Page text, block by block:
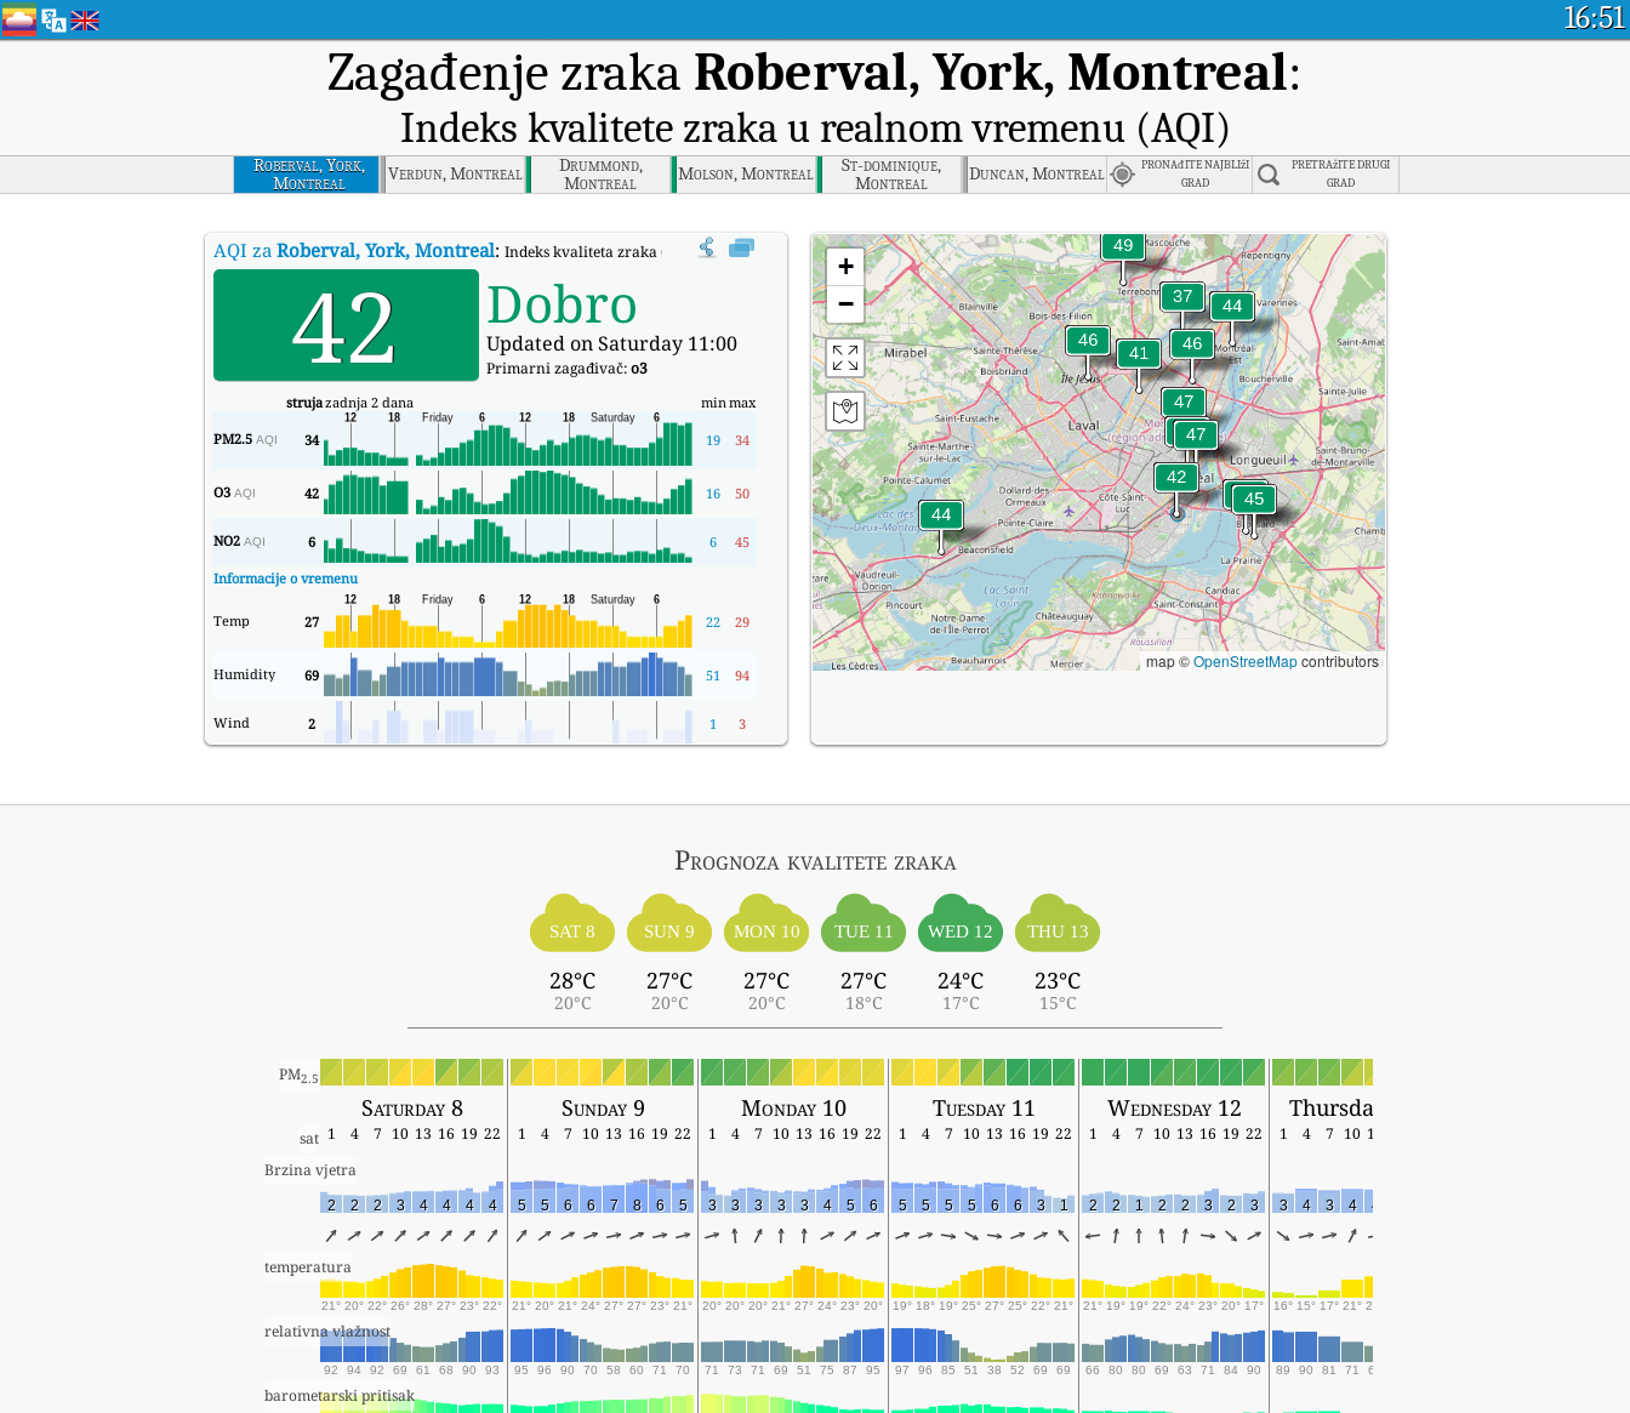
16:51
Zagađenje zraka Roberval, York, Montreal:
Indeks kvalitete zraka u realnom vremenu (AQI)
Roberval, York,
Montreal
Verdun, Montreal
Drummond,
Montreal
Molson, Montreal
St-dominique,
Montreal
Duncan, Montreal
PRONAđITE NAJBLIžI
GRAD
PRETRAžITE DRUGI
GRAD
AQI za Roberval, York, Montreal: Indeks kvaliteta zraka (AQI) kompanije Roberval, York, Montreal u stvarnom vremenu.
42 Dobro
Updated on Saturday 11:00
Primarni zagađivač:o3
strujazadnja 2 dana minmax
PM2.5 AQI 34 19 34
O3 AQI 42 16 50
NO2 AQI 6 6
45
Informacije o vremenu
Temp 27 22 29
Humidity 69 51 94
Wind 2 1 3
+
−
map ©OpenStreetMapcontributors
Prognoza kvalitete zraka
SAT 8
28°C
20°C
SUN 9
27°C
20°C
MON 10
27°C
20°C
TUE 11
27°C
18°C
WED 12
24°C
17°C
THU 13
23°C
15°C
PM2.5
Saturday 8 Sunday 9 Monday 10 Tuesday 11 Wednesday 12 Thursday 13
sat 1 4 7 10 13 16 19 22 1 4 7 10 13 16 19 22 1 4 7 10 13 16 19 22 1 4 7 10 13 16 19 22 1 4 7 10 13 16 19 22 1 4 7 10 13
Brzina vjetra
2 2 2 3 4 4 4 4 5 5 6 6 7 8 6 5 3 3 3 3 3 4 5 6 5 5 5 5 6 6 3 1 2 2 1 2 2 3 2 3 3 4 3 4 4
temperatura
21° 20° 22° 26° 28° 27° 23° 22° 21° 20° 21° 24° 27° 27° 23° 21° 20° 20° 20° 21° 27° 24° 23° 20° 19° 18° 19° 25° 27° 25° 22° 21° 21° 19° 19° 22° 24° 23° 20° 17° 16° 15° 17° 21° 23°
relativna vlažnost
92 94 92 69 61 68 90 93 95 96 90 70 58 60 71 70 71 73 71 69 51 75 87 95 97 96 85 51 38 52 69 69 66 80 80 69 63 71 84 90 89 90 81 71 64
barometarski pritisak